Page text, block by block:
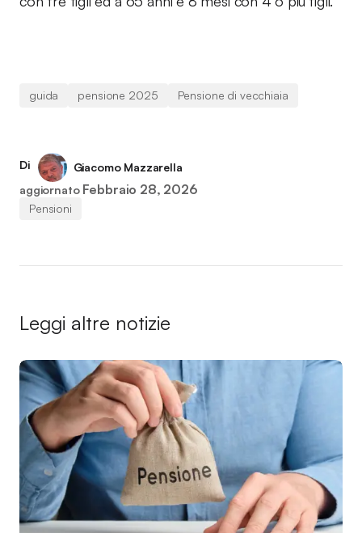
guida pensione 2025 Pensione di vecchiaia
Di
Giacomo Mazzarella
aggiornato Febbraio 28, 2026
Pensioni
Leggi altre notizie